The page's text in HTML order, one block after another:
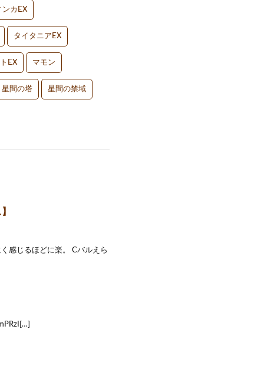
ンカEX
タイタニアEX
EX マモン
星間の塔 星間の禁域
感じるほどに楽。 Cバルえら